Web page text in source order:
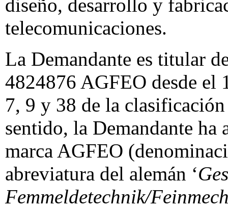
diseño, desarrollo y
telecomunicaciones.
La Demandante es titular
4824876 AGFEO desde el
7, 9 y 38 de la
sentido, la Demandante
marca AGFEO
abreviatura del alemán ‘
Femmeldetechnik/